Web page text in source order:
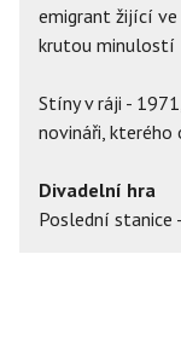
emigrant žijící ve
krutou minulostí
Stíny v ráji -
novináři, kterého
Divadelní hra
Poslední stanice